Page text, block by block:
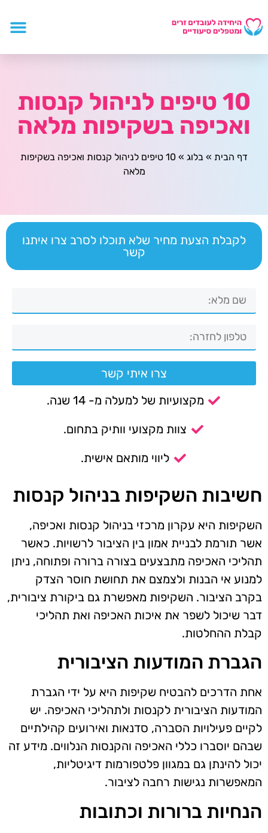
10 טיפים לניהול קנסות
ואכיפה בשקיפות מלאה
דף הבית » בלוג »
10 טיפים לניהול קנסות ואכיפה בשקיפות
מלאה
לקבלת הצעת מחיר שלא תוכלו לסרב צרו איתנו
קשר
צרו איתי קשר
מקצועיות של למעלה מ- 14 שנה.
צוות מקצועי וותיק בתחום.
ליווי מותאם אישית.
חשיבות השקיפות בניהול קנסות
השקיפות היא עקרון מרכזי בניהול קנסות ואכיפה,
אשר תורמת לבניית אמון בין הציבור לרשויות. כאשר
תהליכי האכיפה מתבצעים בצורה ברורה ופתוחה, ניתן
למנוע אי הבנות ולצמצם את תחושת חוסר הצדק
בקרב הציבור. השקיפות מאפשרת גם ביקורת ציבורית,
דבר שיכול לשפר את איכות האכיפה ואת תהליכי
קבלת ההחלטות.
הגברת המודעות הציבורית
אחת הדרכים להבטיח שקיפות היא על ידי הגברת
המודעות הציבורית לקנסות ולתהליכי האכיפה. יש
לקיים פעילויות הסברה, סדנאות ואירועים קהילתיים
שבהם יוסברו כללי האכיפה והקנסות הנלווים. מידע זה
יכול להינתן גם במגוון פלטפורמות דיגיטליות,
המאפשרות נגישות רחבה לציבור.
הנחיות ברורות וכתובות